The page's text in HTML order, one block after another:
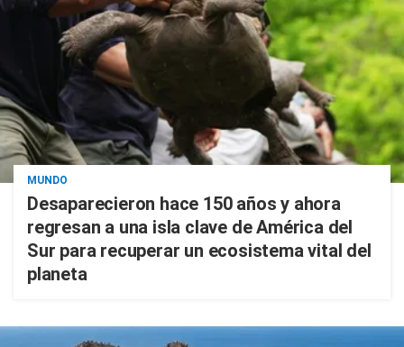
MUNDO
Desaparecieron hace 150 años y ahora
regresan a una isla clave de América del
Sur para recuperar un ecosistema vital del
planeta